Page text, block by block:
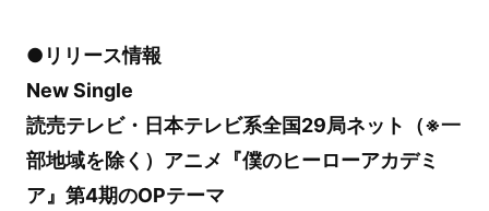
●リリース情報
New Single
読売テレビ・日本テレビ系全国29局ネット（※一
部地域を除く）アニメ『僕のヒーローアカデミ
ア』第4期のOPテーマ